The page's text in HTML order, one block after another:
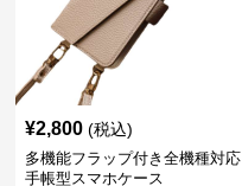
¥2,800 (税込)
多機能フラップ付き全機種対応
手帳型スマホケース